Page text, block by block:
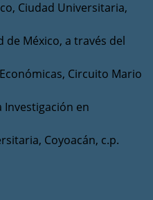
Ciudad Universitaria,
de México, a través del
Circuito Mario
Investigación en
Coyoacán, c.p.